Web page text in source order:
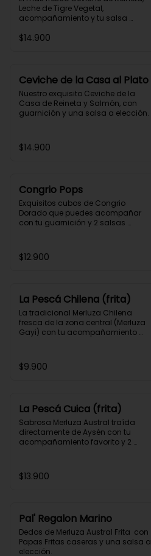
Leche de Tigre Vegetal,
acompañamiento y tu salsa
$14.900
Ceviche de la Casa al Plato
Nuestro exquisito Ceviche de la
Casa de Reineta y Salmón, con
guarnición y una salsa a elección.
$14.900
Congrio Pops
Exquisitos cubos de Congrio
Dorado que puedes acompañar
con tu guarnición y 2 salsas
$12.900
La Pescá Chilena (frita)
La tradicional Merluza Chilena
fresca de la zona central (Merluza
Gayi) con tu acompañamiento
$9.900
La Pescá Cuica (frita)
Sabrosa Merluza Austral traída
directamente de Aysén con tu
acompañamiento favorito y 2
$13.900
Pal' Regalon Marino
Dedos de Merluza Austral Frita  con
Papas Fritas caseras y una salsa a
elección.